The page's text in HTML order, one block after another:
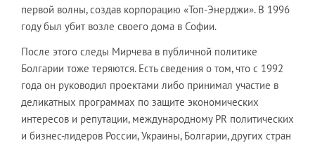
первой волны, создав корпорацию «Топ-Энерджи». В 1996
году был убит возле своего дома в Софии.
После этого следы Мирчева в публичной политике
Болгарии тоже теряются. Есть сведения о том, что с 1992
года он руководил проектами либо принимал участие в
деликатных программах по защите экономических
интересов и репутации, международному PR политических
и бизнес-лидеров России, Украины, Болгарии, других стран